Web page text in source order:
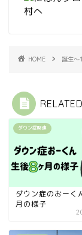
HOME 誕生〜
ダウン症関連
ダウン症のおーく
月の様子